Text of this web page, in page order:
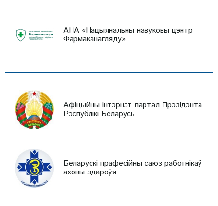
АНА «Нацыянальны навуковы цэнтр
Фармаканагляду»
Афіцыйны інтэрнэт-партал Прэзідэнта
Рэспублікі Беларусь
Беларускі прафесійны саюз работнікаў
аховы здароўя